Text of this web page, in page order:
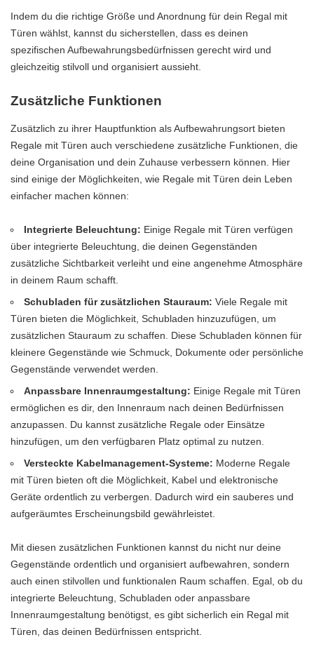
Indem du die richtige Größe und Anordnung für dein Regal mit
Türen wählst, kannst du sicherstellen, dass es deinen
spezifischen Aufbewahrungsbedürfnissen gerecht wird und
gleichzeitig stilvoll und organisiert aussieht.
Zusätzliche Funktionen
Zusätzlich zu ihrer Hauptfunktion als Aufbewahrungsort bieten
Regale mit Türen auch verschiedene zusätzliche Funktionen, die
deine Organisation und dein Zuhause verbessern können. Hier
sind einige der Möglichkeiten, wie Regale mit Türen dein Leben
einfacher machen können:
Integrierte Beleuchtung: Einige Regale mit Türen verfügen
über integrierte Beleuchtung, die deinen Gegenständen
zusätzliche Sichtbarkeit verleiht und eine angenehme Atmosphäre
in deinem Raum schafft.
Schubladen für zusätzlichen Stauraum: Viele Regale mit
Türen bieten die Möglichkeit, Schubladen hinzuzufügen, um
zusätzlichen Stauraum zu schaffen. Diese Schubladen können für
kleinere Gegenstände wie Schmuck, Dokumente oder persönliche
Gegenstände verwendet werden.
Anpassbare Innenraumgestaltung: Einige Regale mit Türen
ermöglichen es dir, den Innenraum nach deinen Bedürfnissen
anzupassen. Du kannst zusätzliche Regale oder Einsätze
hinzufügen, um den verfügbaren Platz optimal zu nutzen.
Versteckte Kabelmanagement-Systeme: Moderne Regale
mit Türen bieten oft die Möglichkeit, Kabel und elektronische
Geräte ordentlich zu verbergen. Dadurch wird ein sauberes und
aufgeräumtes Erscheinungsbild gewährleistet.
Mit diesen zusätzlichen Funktionen kannst du nicht nur deine
Gegenstände ordentlich und organisiert aufbewahren, sondern
auch einen stilvollen und funktionalen Raum schaffen. Egal, ob du
integrierte Beleuchtung, Schubladen oder anpassbare
Innenraumgestaltung benötigst, es gibt sicherlich ein Regal mit
Türen, das deinen Bedürfnissen entspricht.